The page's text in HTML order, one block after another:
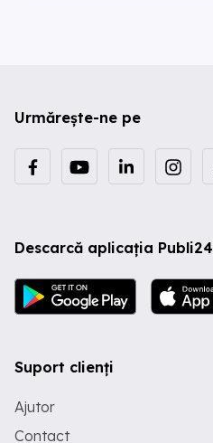
Urmărește-ne pe
Descarcă aplicația Publi24
Suport clienți
Ajutor
Contact